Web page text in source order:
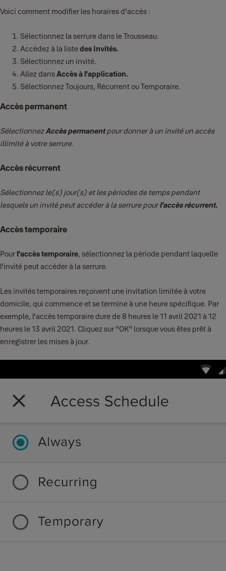
Voici comment modifier les horaires d'accès :
Sélectionnez la serrure dans le Trousseau.
Accédez à la listedes Invités.
Sélectionnez un invité.
Allez dansAccès à l'application.
Sélectionnez Toujours, Récurrent ou Temporaire.
Accès permanent
SélectionnezAccès permanentpour donner à un invité un accès
illimité à votre serrure.
Accès récurrent
Sélectionnez le(s) jour(s) et les périodes de temps pendant
lesquels un invité peut accéder à la serrure pourl'accès récurrent.
Accès temporaire
Pour l'accès temporaire, sélectionnez la période pendant laquelle
l'invité peut accéder à la serrure.
Les invités temporaires reçoivent une invitation limitée à votre
domicile, qui commence et se termine à une heure spécifique. Par
exemple, l'accès temporaire dure de 8 heures le 11 avril 2021 à 12
heures le 13 avril 2021. Cliquez sur "OK" lorsque vous êtes prêt à
enregistrer les mises à jour.